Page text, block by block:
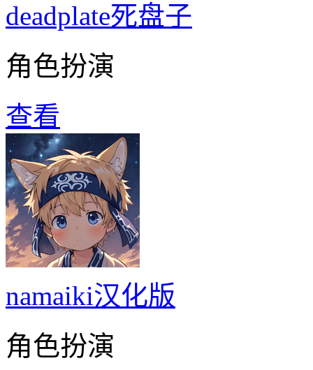
deadplate死盘子
角色扮演
查看
namaiki汉化版
角色扮演